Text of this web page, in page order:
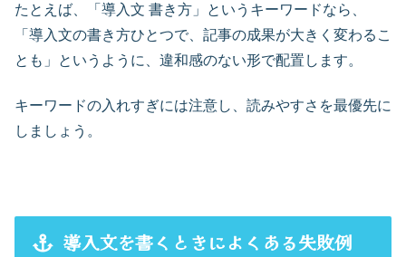
たとえば、「導入文 書き方」というキーワードなら、
「導入文の書き方ひとつで、記事の成果が大きく変わるこ
とも」というように、違和感のない形で配置します。
キーワードの入れすぎには注意し、読みやすさを最優先に
しましょう。
導入文を書くときによくある失敗例